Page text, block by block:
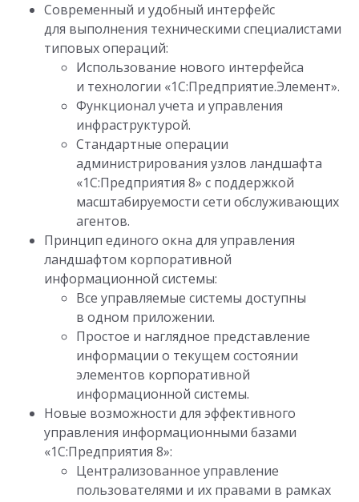
Современный и удобный интерфейс
для выполнения техническими специалистами
типовых операций:
Использование нового интерфейса
и технологии «1С:Предприятие.Элемент».
Функционал учета и управления
инфраструктурой.
Стандартные операции
администрирования узлов ландшафта
«1С:Предприятия 8» с поддержкой
масштабируемости сети обслуживающих
агентов.
Принцип единого окна для управления
ландшафтом корпоративной
информационной системы:
Все управляемые системы доступны
в одном приложении.
Простое и наглядное представление
информации о текущем состоянии
элементов корпоративной
информационной системы.
Новые возможности для эффективного
управления информационными базами
«1С:Предприятия 8»:
Централизованное управление
пользователями и их правами в рамках